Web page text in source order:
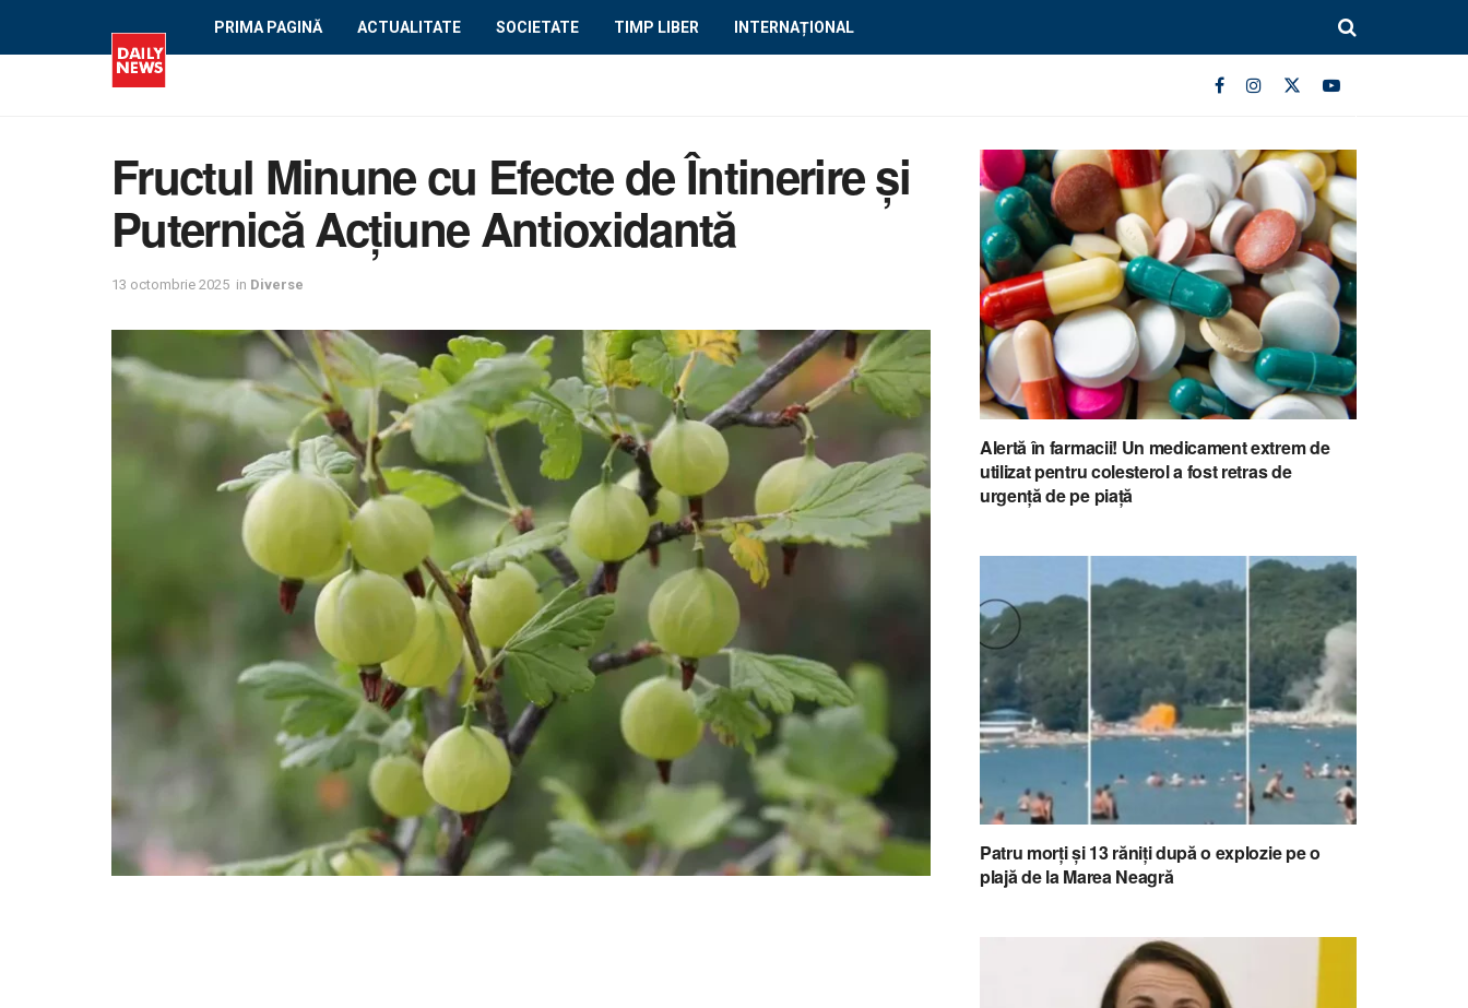
PRIMA PAGINĂ ACTUALITATE SOCIETATE TIMP LIBER INTERNAȚIONAL
Fructul Minune cu Efecte de Întinerire și
Puternică Acțiune Antioxidantă
13 octombrie 2025 in Diverse
Alertă în farmacii! Un medicament extrem de
utilizat pentru colesterol a fost retras de
urgență de pe piață
Patru morți și 13 răniți după o explozie pe o
plajă de la Marea Neagră